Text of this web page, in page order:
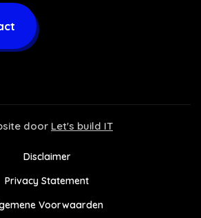
door Let's build IT
Disclaimer
Privacy Statement
Voorwaarden